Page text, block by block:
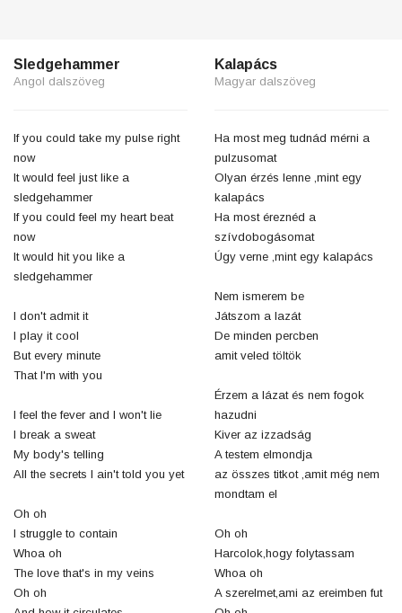
Sledgehammer
Angol dalszöveg
If you could take my pulse right
now
It would feel just like a
sledgehammer
If you could feel my heart beat
now
It would hit you like a
sledgehammer
I don't admit it
I play it cool
But every minute
That I'm with you
I feel the fever and I won't lie
I break a sweat
My body's telling
All the secrets I ain't told you yet
Oh oh
I struggle to contain
Whoa oh
The love that's in my veins
Oh oh
Kalapács
Magyar dalszöveg
Ha most meg tudnád mérni a
pulzusomat
Olyan érzés lenne ,mint egy
kalapács
Ha most éreznéd a
szívdobogásomat
Úgy verne ,mint egy kalapács
Nem ismerem be
Játszom a lazát
De minden percben
amit veled töltök
Érzem a lázat és nem fogok
hazudni
Kiver az izzadság
A testem elmondja
az összes titkot ,amit még nem
mondtam el
Oh oh
Harcolok,hogy folytassam
Whoa oh
A szerelmet,ami az ereimben fut